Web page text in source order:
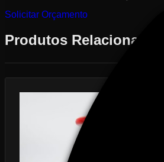
Solicitar Orçamento
Produtos Relacionados